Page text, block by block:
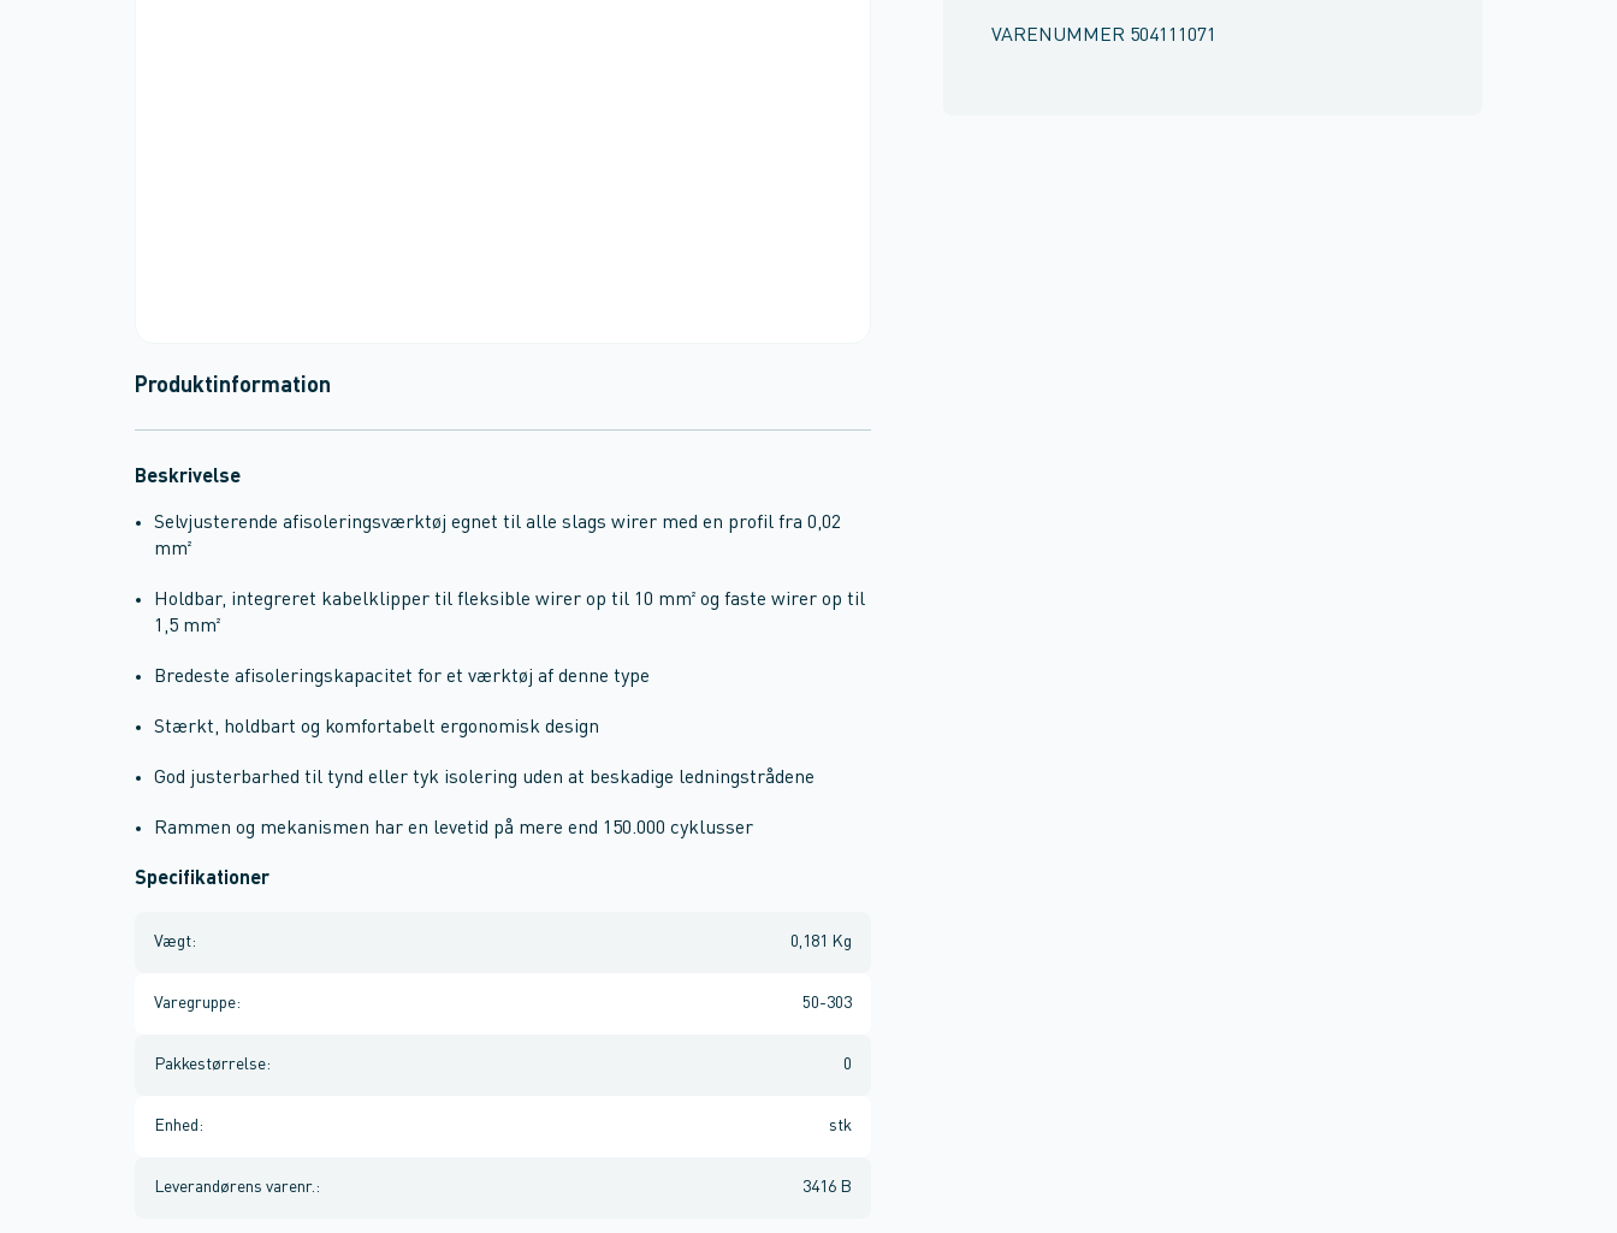
VARENUMMER 504111071
Produktinformation
Beskrivelse
Selvjusterende afisoleringsværktøj egnet til alle slags wirer med en profil fra 0,02
mm²
Holdbar, integreret kabelklipper til fleksible wirer op til 10 mm² og faste wirer op til
1,5 mm²
Bredeste afisoleringskapacitet for et værktøj af denne type
Stærkt, holdbart og komfortabelt ergonomisk design
God justerbarhed til tynd eller tyk isolering uden at beskadige ledningstrådene
Rammen og mekanismen har en levetid på mere end 150.000 cyklusser
Specifikationer
Vægt: 0,181 Kg
Varegruppe: 50-303
Pakkestørrelse: 0
Enhed : stk
Leverandørens varenr. : 3416 B